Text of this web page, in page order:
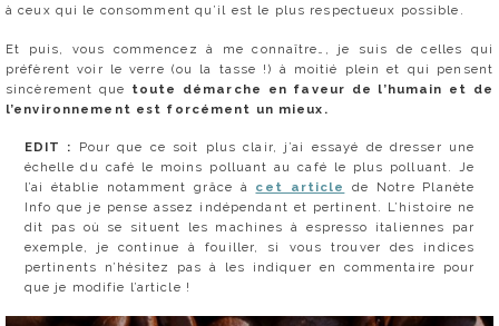
à ceux qui le consomment qu’il est le plus respectueux possible.
Et puis, vous commencez à me connaître…, je suis de celles qui
préfèrent voir le verre (ou la tasse !) à moitié plein et qui pensent
sincèrement que toute démarche en faveur de l’humain et de
l’environnement est forcément un mieux.
EDIT :
Pour que ce soit plus clair, j’ai essayé de dresser une
échelle du café le moins polluant au café le plus polluant. Je
l’ai établie notamment grâce à cet article
de Notre Planète
Info que je pense assez indépendant et pertinent. L’histoire ne
dit pas où se situent les machines à espresso italiennes par
exemple, je continue à fouiller, si vous trouver des indices
pertinents n’hésitez pas à les indiquer en commentaire pour
que je modifie l’article !